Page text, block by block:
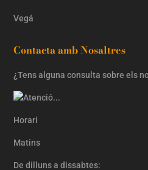
Vegá
Contacta amb Nosaltres
¿Tens alguna consulta sobre els
Horari
Matins
De dilluns a dissabtes: